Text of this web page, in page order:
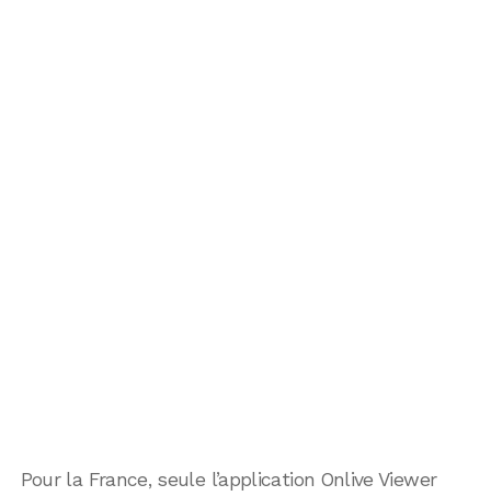
Pour la France, seule l’application Onlive Viewer